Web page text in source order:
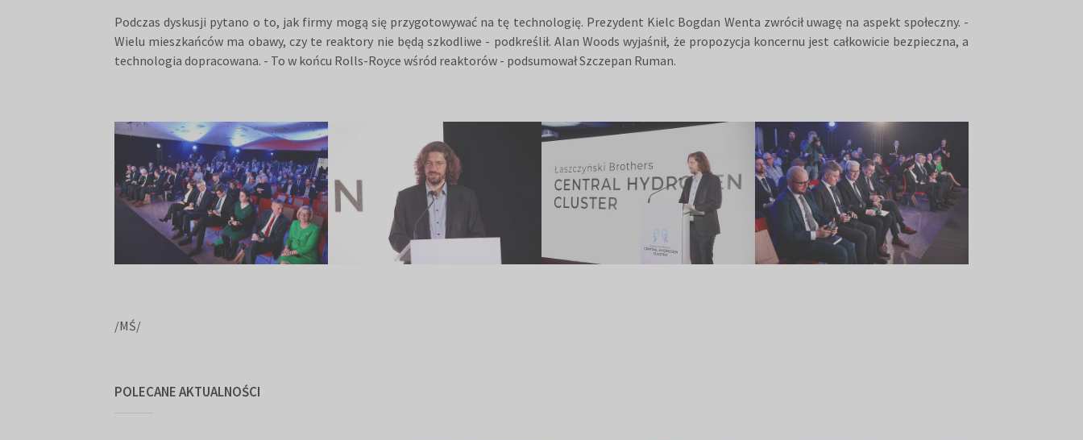
Podczas dyskusji pytano o to, jak firmy mogą się przygotowywać na tę technologię. Prezydent Kielc Bogdan Wenta zwrócił uwagę na aspekt społeczny. -
Wielu mieszkańców ma obawy, czy te reaktory nie będą szkodliwe - podkreślił. Alan Woods wyjaśnił, że propozycja koncernu jest całkowicie bezpieczna, a
technologia dopracowana. - To w końcu Rolls-Royce wśród reaktorów - podsumował Szczepan Ruman.
/MŚ/
POLECANE AKTUALNOŚCI